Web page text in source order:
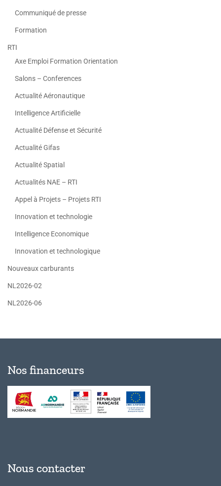
Communiqué de presse
Formation
RTI
Axe Emploi Formation Orientation
Salons – Conferences
Actualité Aéronautique
Intelligence Artificielle
Actualité Défense et Sécurité
Actualité Gifas
Actualité Spatial
Actualités NAE – RTI
Appel à Projets – Projets RTI
Innovation et technologie
Intelligence Economique
Innovation et technologique
Nouveaux carburants
NL2026-02
NL2026-06
Nos financeurs
Nous contacter